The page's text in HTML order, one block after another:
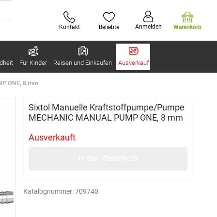
Kontakt Beliebte Anmelden Warenkorb
Für Kinder Reisen und Einkaufen Ausverkauf
ONE, 8 mm
Sixtol Manuelle Kraftstoffpumpe/Pumpe
MECHANIC MANUAL PUMP ONE, 8 mm
Ausverkauft
Katalognummer:709740